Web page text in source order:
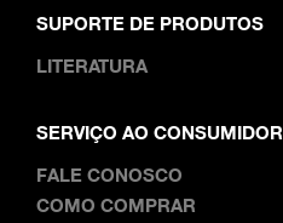
SUPORTE DE PRODUTOS
LITERATURA
SERVIÇO AO CONSUMIDOR
FALE CONOSCO
COMO COMPRAR